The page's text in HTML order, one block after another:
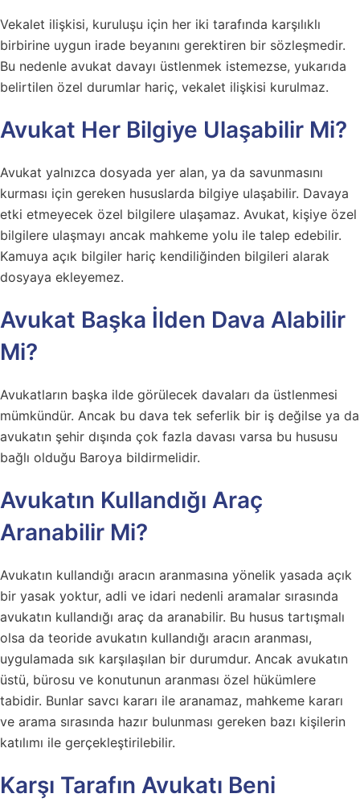
Vekalet ilişkisi, kuruluşu için her iki tarafında karşılıklı
birbirine uygun irade beyanını gerektiren bir sözleşmedir.
Bu nedenle avukat davayı üstlenmek istemezse, yukarıda
belirtilen özel durumlar hariç, vekalet ilişkisi kurulmaz.
Avukat Her Bilgiye Ulaşabilir Mi?
Avukat yalnızca dosyada yer alan, ya da savunmasını
kurması için gereken hususlarda bilgiye ulaşabilir. Davaya
etki etmeyecek özel bilgilere ulaşamaz. Avukat, kişiye özel
bilgilere ulaşmayı ancak mahkeme yolu ile talep edebilir.
Kamuya açık bilgiler hariç kendiliğinden bilgileri alarak
dosyaya ekleyemez.
Avukat Başka İlden Dava Alabilir
Mi?
Avukatların başka ilde görülecek davaları da üstlenmesi
mümkündür. Ancak bu dava tek seferlik bir iş değilse ya da
avukatın şehir dışında çok fazla davası varsa bu hususu
bağlı olduğu Baroya bildirmelidir.
Avukatın Kullandığı Araç
Aranabilir Mi?
Avukatın kullandığı aracın aranmasına yönelik yasada açık
bir yasak yoktur, adli ve idari nedenli aramalar sırasında
avukatın kullandığı araç da aranabilir. Bu husus tartışmalı
olsa da teoride avukatın kullandığı aracın aranması,
uygulamada sık karşılaşılan bir durumdur. Ancak avukatın
üstü, bürosu ve konutunun aranması özel hükümlere
tabidir. Bunlar savcı kararı ile aranamaz, mahkeme kararı
ve arama sırasında hazır bulunması gereken bazı kişilerin
katılımı ile gerçekleştirilebilir.
Karşı Tarafın Avukatı Beni